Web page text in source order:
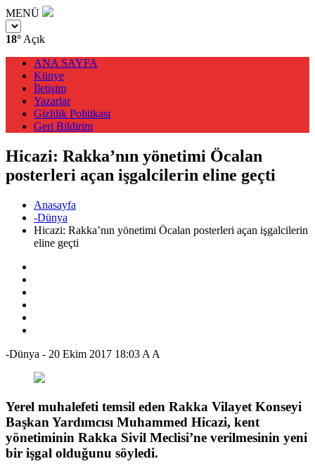
MENÜ
18° Açık
ANA SAYFA
Künye
İletişim
Yazarlar
Gizlilik Politikası
Geri Bildirim
Hicazi: Rakka’nın yönetimi Öcalan
posterleri açan işgalcilerin eline geçti
Anasayfa
-Dünya
Hicazi: Rakka’nın yönetimi Öcalan posterleri açan işgalcilerin
eline geçti
-Dünya - 20 Ekim 2017 18:03 A A
Yerel muhalefeti temsil eden Rakka Vilayet Konseyi
Başkan Yardımcısı Muhammed Hicazi, kent
yönetiminin Rakka Sivil Meclisi’ne verilmesinin yeni
bir işgal olduğunu söyledi.